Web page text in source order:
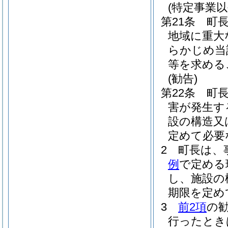
(特定事業
第21条
町
地域に重
らかじめ
等を求め
(勧告)
第22条
町
害が発生
設の構造
定めて必
2
町長は、
例 で定め
し、施設
期限を定
3
前2項の
行ったと